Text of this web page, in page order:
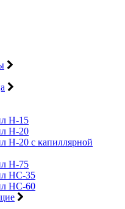
Н-15
Н-20
Н-20 с капиллярной
Н-75
НС-35
НС-60